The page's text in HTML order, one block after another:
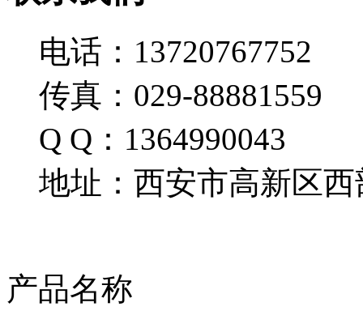
电话：13720767752
传真：029-88881559
Q Q：1364990043
地址：西安市高新区西
产品名称